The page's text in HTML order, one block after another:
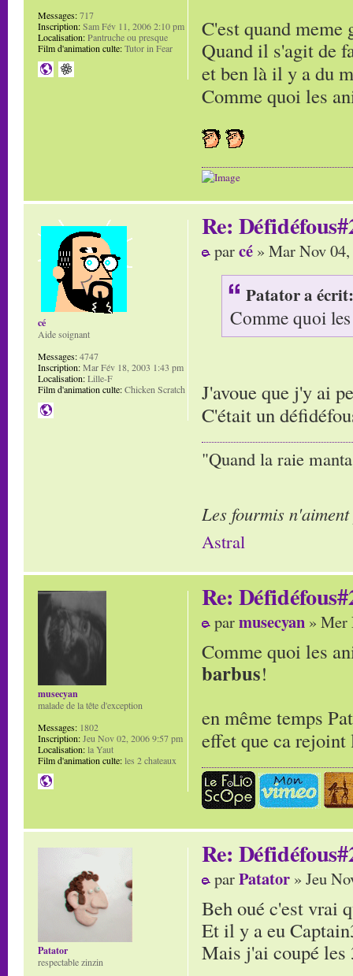
C'est quand
Quand il s'agit de
et ben là il y a du
Comme quoi les
Messages:717
Inscription:Sam Fév 11, 2006 2:10 pm
Localisation:Pantruche ou presque
Film d'animation culte:Tutor in Fear
Re:
parcé » Mar Nov
Patator a écrit:
Comme quoi
J'avoue que j'y ai
C'était un
"Quand la raie
Les fourmis
Astral
cé
Aide soignant
Messages:4747
Inscription:Mar Fév 18, 2003 1:43 pm
Localisation:Lille-F
Film d'animation culte:Chicken Scratch
Re:
parmusecyan » Mer
Comme quoi les
barbus!
en même temps
effet que ca
musecyan
malade de la tête d'exception
Messages: 1802
Inscription:Jeu Nov 02, 2006 9:57 pm
Localisation:la Yaut
Film d'animation culte:les 2 chateaux
Re:
parPatator » Jeu
Beh oué c'est vrai
Et il y a eu
Mais j'ai coupé
Patator
respectable zinzin